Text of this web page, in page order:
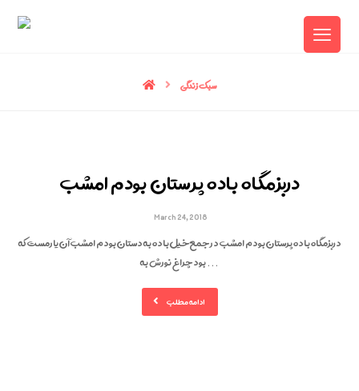
سبک زندگی
دربزمگاه باده پرستان بودم امشب
March 24, 2018
دربزمگاه باده پرستان بودم امشب در جمع خیل باده به دستان بودم امشب آن یارمست که
بود چراغ نورش به ...
ادامه مطلب